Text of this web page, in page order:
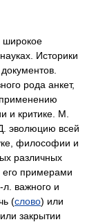
широкое
Историки
рода анкет,
и критике. М.
эволюцию всей
философии и
различных
примерами
важного и
(слово) или
закрытии